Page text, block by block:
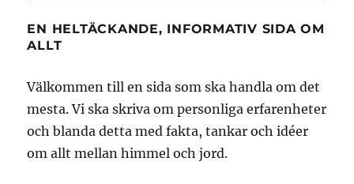
EN HELTÄCKANDE, INFORMATIV SIDA OM
ALLT
Välkommen till en sida som ska handla om det
mesta. Vi ska skriva om personliga erfarenheter
och blanda detta med fakta, tankar och idéer
om allt mellan himmel och jord.